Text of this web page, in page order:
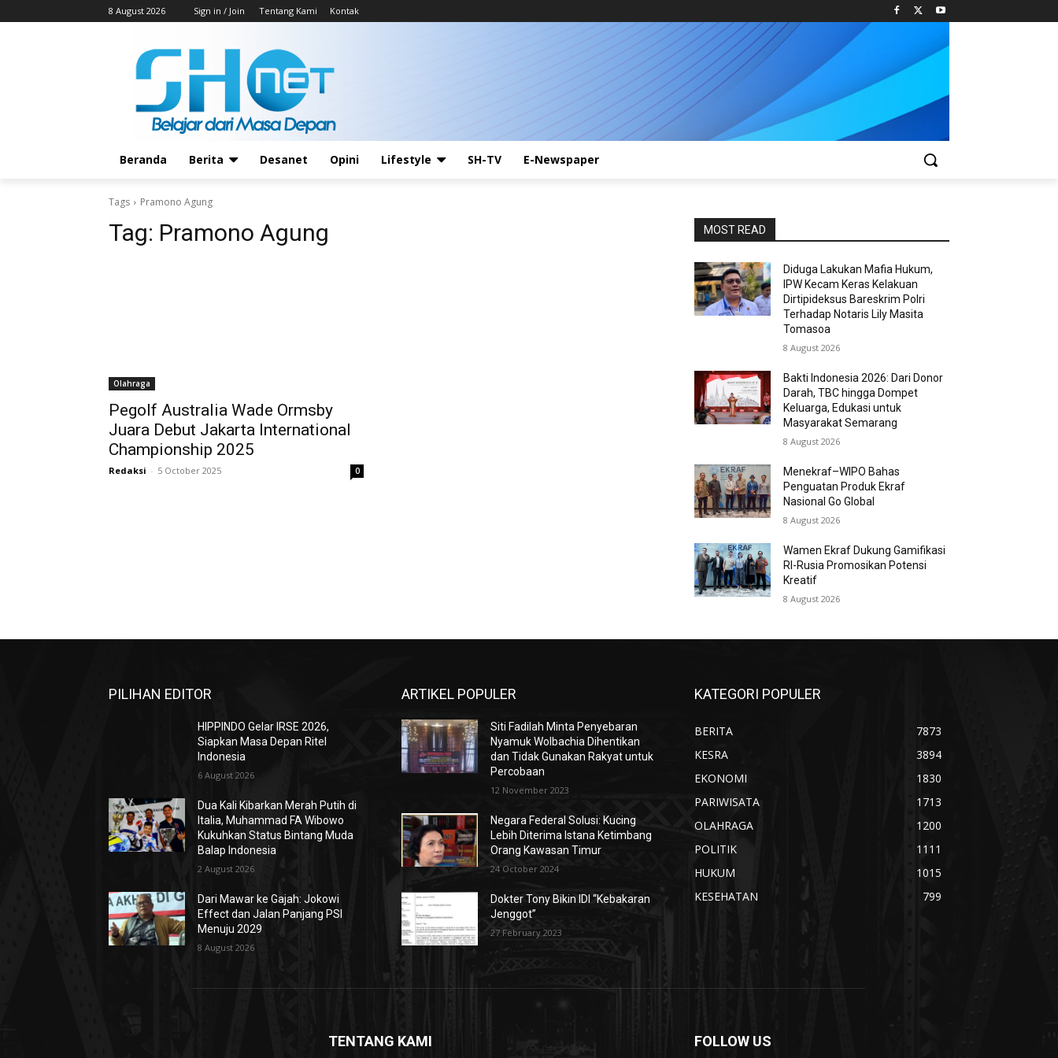
8 August 2026 Sign in / Join Tentang Kami Kontak
Beranda Berita Desanet Opini Lifestyle SH-TV E-Newspaper
Tags Pramono Agung
Tag: Pramono Agung
Olahraga
Pegolf Australia Wade Ormsby
Juara Debut Jakarta International
Championship 2025
Redaksi - 5 October 2025 0
MOST READ
Diduga Lakukan Mafia Hukum,
IPW Kecam Keras Kelakuan
Dirtipideksus Bareskrim Polri
Terhadap Notaris Lily Masita
Tomasoa
8 August 2026
Bakti Indonesia 2026: Dari Donor
Darah, TBC hingga Dompet
Keluarga, Edukasi untuk
Masyarakat Semarang
8 August 2026
Menekraf–WIPO Bahas
Penguatan Produk Ekraf
Nasional Go Global
8 August 2026
Wamen Ekraf Dukung Gamifikasi
RI-Rusia Promosikan Potensi
Kreatif
8 August 2026
PILIHAN EDITOR
HIPPINDO Gelar IRSE 2026,
Siapkan Masa Depan Ritel
Indonesia
6 August 2026
Dua Kali Kibarkan Merah Putih di
Italia, Muhammad FA Wibowo
Kukuhkan Status Bintang Muda
Balap Indonesia
2 August 2026
Dari Mawar ke Gajah: Jokowi
Effect dan Jalan Panjang PSI
Menuju 2029
8 August 2026
ARTIKEL POPULER
Siti Fadilah Minta Penyebaran
Nyamuk Wolbachia Dihentikan
dan Tidak Gunakan Rakyat untuk
Percobaan
12 November 2023
Negara Federal Solusi: Kucing
Lebih Diterima Istana Ketimbang
Orang Kawasan Timur
24 October 2024
Dokter Tony Bikin IDI “Kebakaran
Jenggot”
27 February 2023
KATEGORI POPULER
BERITA
7873
KESRA
3894
EKONOMI
1830
PARIWISATA
1713
OLAHRAGA
1200
POLITIK
1111
HUKUM
1015
KESEHATAN
799
TENTANG KAMI FOLLOW US